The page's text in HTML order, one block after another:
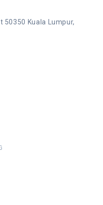
50350 Kuala Lumpur,